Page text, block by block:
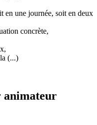
en une journée, soit en deux
concrète,
(...)
animateur